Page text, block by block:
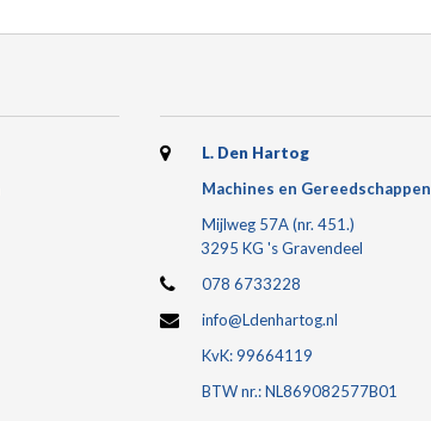
L. Den Hartog
Machines en Gereedschappen
Mijlweg 57A (nr. 451.)
3295 KG 's Gravendeel
078 6733228
info@Ldenhartog.nl
KvK: 99664119
BTW nr.: NL869082577B01